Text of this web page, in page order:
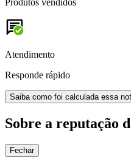
Produtos vendidos
Atendimento
Responde rápido
Saiba como foi calculada essa
Sobre a reputação
Fechar